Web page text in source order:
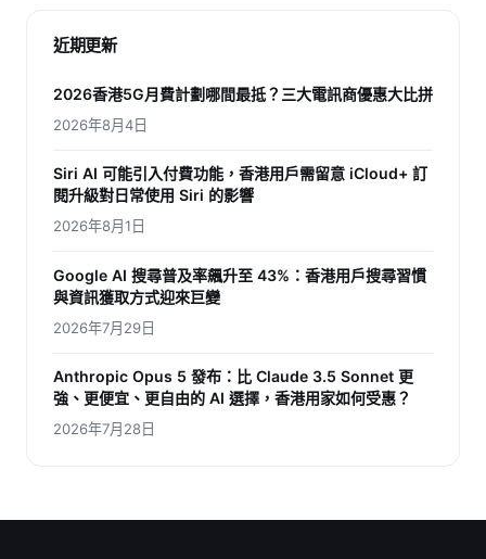
近期更新
2026香港5G月費計劃哪間最抵？三大電訊商優惠大比拼
2026年8月4日
Siri AI 可能引入付費功能，香港用戶需留意 iCloud+ 訂
閱升級對日常使用 Siri 的影響
2026年8月1日
Google AI 搜尋普及率飆升至 43%：香港用戶搜尋習慣
與資訊獲取方式迎來巨變
2026年7月29日
Anthropic Opus 5 發布：比 Claude 3.5 Sonnet 更
強、更便宜、更自由的 AI 選擇，香港用家如何受惠？
2026年7月28日